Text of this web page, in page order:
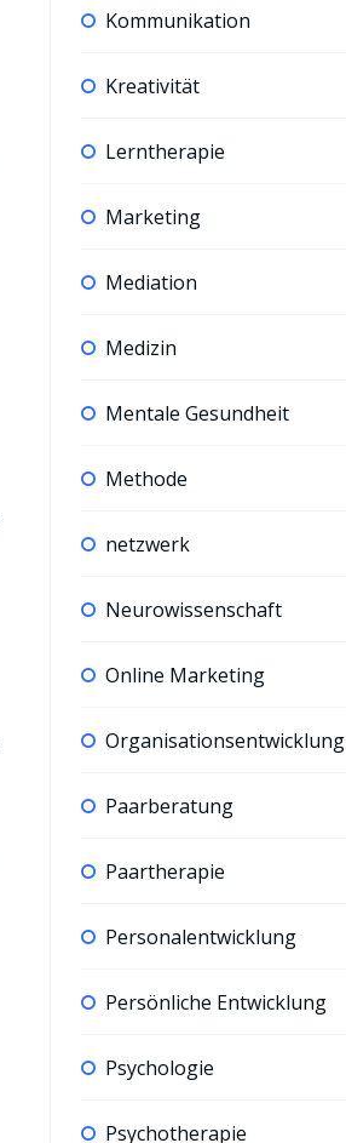
Kommunikation
Kreativität
Lerntherapie
Marketing
Mediation
Medizin
Mentale Gesundheit
Methode
netzwerk
Neurowissenschaft
Online Marketing
Organisationsentwicklung
Paarberatung
Paartherapie
Personalentwicklung
Persönliche Entwicklung
Psychologie
Psychotherapie